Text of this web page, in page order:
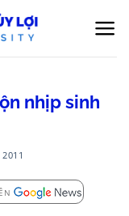
nhịp sinh